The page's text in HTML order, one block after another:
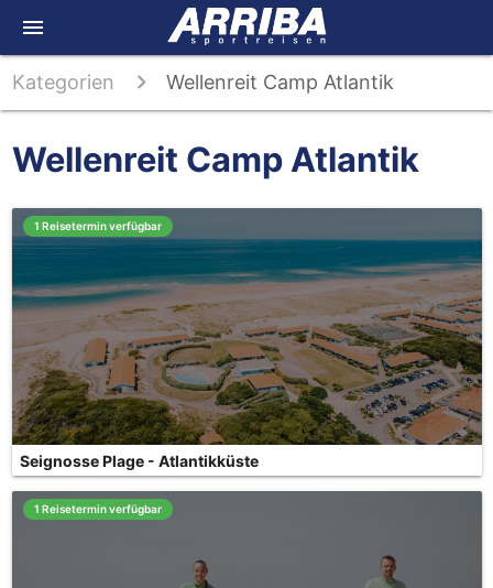
menu
Kategorien Wellenreit Camp Atlantik
Wellenreit Camp Atlantik
1 Reisetermin verfügbar
Seignosse Plage - Atlantikküste
1 Reisetermin verfügbar